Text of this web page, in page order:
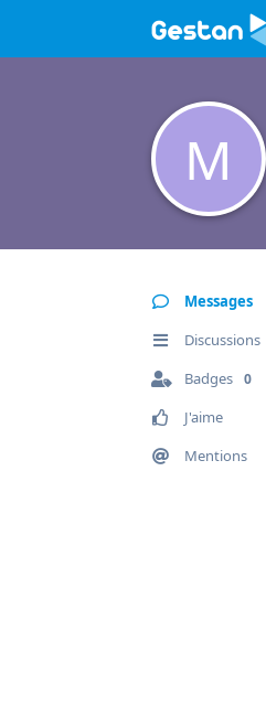
M
Messages
Discussions
Badges 0
J'aime
Mentions